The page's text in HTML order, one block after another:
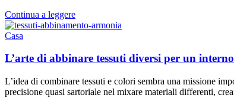
Continua a leggere
Casa
L’arte di abbinare tessuti diversi per un
L’idea di combinare tessuti e colori sembra una missione
precisione quasi sartoriale nel mixare materiali differenti,